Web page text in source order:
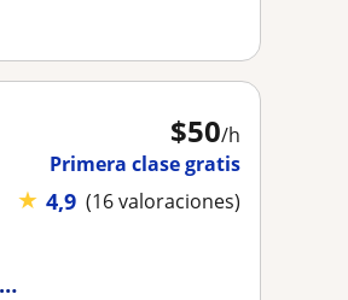
$50/h
Primera clase gratis
★ 4,9 (16 valoraciones)